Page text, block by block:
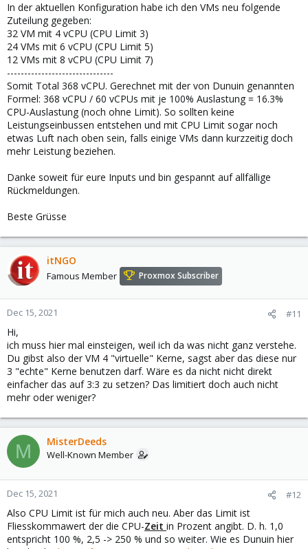
In der aktuellen Konfiguration habe ich den VMs neu folgende
Zuteilung gegeben:
32 VM mit 4 vCPU (CPU Limit 3)
24 VMs mit 6 vCPU (CPU Limit 5)
12 VMs mit 8 vCPU (CPU Limit 7)
-------------------------------
Somit Total 368 vCPU. Gerechnet mit der von Dunuin genannten
Formel: 368 vCPU / 60 vCPUs mit je 100% Auslastung = 16.3%
CPU-Auslastung (noch ohne Limit). So sollten keine
Leistungseinbussen entstehen und mit CPU Limit sogar noch
etwas Luft nach oben sein, falls einige VMs dann kurzzeitig doch
mehr Leistung beziehen.
Danke soweit für eure Inputs und bin gespannt auf allfällige
Rückmeldungen.
Beste Grüsse
itNGO
Famous Member Proxmox Subscriber
Dec 15, 2021 #11
Hi,
ich muss hier mal einsteigen, weil ich da was nicht ganz verstehe.
Du gibst also der VM 4 "virtuelle" Kerne, sagst aber das diese nur
3 "echte" Kerne benutzen darf. Wäre es da nicht nicht direkt
einfacher das auf 3:3 zu setzen? Das limitiert doch auch nicht
mehr oder weniger?
M MisterDeeds
Well-Known Member
Dec 15, 2021 #12
Also CPU Limit ist für mich auch neu. Aber das Limit ist
Fliesskommawert der die CPU-Zeit in Prozent angibt. D. h. 1,0
entspricht 100 %, 2,5 -> 250 % und so weiter. Wie es Dunuin hier